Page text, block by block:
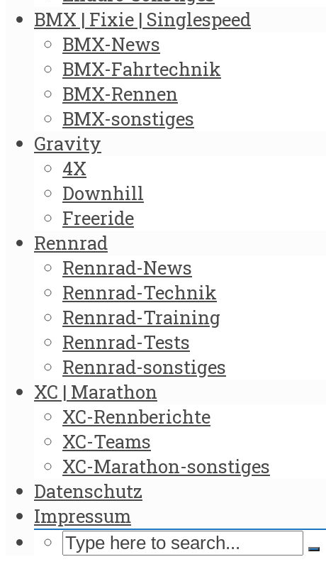
BMX | Fixie | Singlespeed
BMX-News
BMX-Fahrtechnik
BMX-Rennen
BMX-sonstiges
Gravity
4X
Downhill
Freeride
Rennrad
Rennrad-News
Rennrad-Technik
Rennrad-Training
Rennrad-Tests
Rennrad-sonstiges
XC | Marathon
XC-Rennberichte
XC-Teams
XC-Marathon-sonstiges
Datenschutz
Impressum